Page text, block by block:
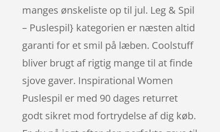
manges ønskeliste op til jul. Leg & Spil
– Puslespil} kategorien er næsten altid
garanti for et smil på læben. Coolstuff
bliver brugt af rigtig mange til at finde
sjove gaver. Inspirational Women
Puslespil er med 90 dages returret
godt sikret mod fortrydelse af dig køb.